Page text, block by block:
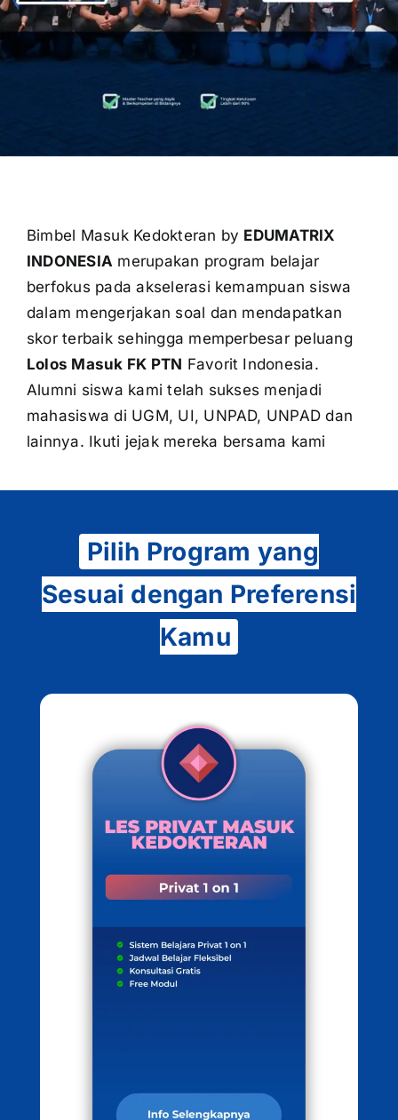
OUR PROGRAM
CONTACT US
Bimbel Masuk Kedokteran by EDUMATRIX
INDONESIA merupakan program belajar
berfokus pada akselerasi kemampuan siswa
dalam mengerjakan soal dan mendapatkan
skor terbaik sehingga memperbesar peluang
Lolos Masuk FK PTN Favorit Indonesia.
Alumni siswa kami telah sukses menjadi
mahasiswa di UGM, UI, UNPAD, UNPAD dan
lainnya. Ikuti jejak mereka bersama kami
Pilih Program yang
Sesuai dengan Preferensi
Kamu